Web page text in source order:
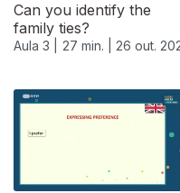
Can you identify the
family ties?
Aula 3 | 27 min. | 26 out.